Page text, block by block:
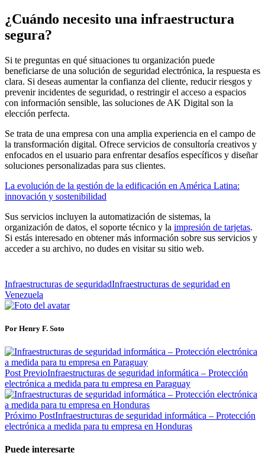
¿Cuándo necesito una infraestructura
segura?
Si te preguntas en qué situaciones tu organización puede
beneficiarse de una solución de seguridad electrónica, la respuesta es
clara. Si deseas aumentar la confianza del cliente, reducir riesgos y
prevenir incidentes de seguridad, o restringir el acceso a espacios
con información sensible, las soluciones de AK Digital son la
elección perfecta.
Se trata de una empresa con una amplia experiencia en el campo de
la transformación digital. Ofrece servicios de consultoría creativos y
enfocados en el usuario para enfrentar desafíos específicos y diseñar
soluciones personalizadas para sus clientes.
La evolución de la gestión de la edificación en América Latina:
innovación y sostenibilidad
Sus servicios incluyen la automatización de sistemas, la
organización de datos, el soporte técnico y la impresión de tarjetas.
Si estás interesado en obtener más información sobre sus servicios y
acceder a su archivo, no dudes en visitar su sitio web.
Infraestructuras de seguridadInfraestructuras de seguridad en
Venezuela
Por Henry F. Soto
Post PrevioInfraestructuras de seguridad informática – Protección
electrónica a medida para tu empresa en Paraguay
Próximo PostInfraestructuras de seguridad informática – Protección
electrónica a medida para tu empresa en Honduras
Puede interesarte